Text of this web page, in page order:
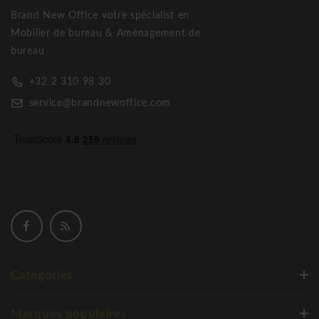
Brand New Office votre spécialist en
Mobilier de bureau & Aménagement de
bureau
+32 2 310 98 30
service@brandnewoffice.com